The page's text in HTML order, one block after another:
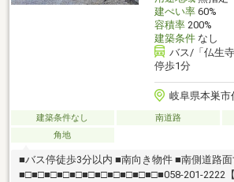
建ぺい率60%
容積率200%
建築条件なし
バス/「仏生
停歩1分
岐阜県本巣市
建築条件なし 南道路
角地
■バス停徒歩3分以内 ■南向き物件 ■南側道路面
■□■□■□■□■□■□■□■□■□■□■□■058-201-2222【